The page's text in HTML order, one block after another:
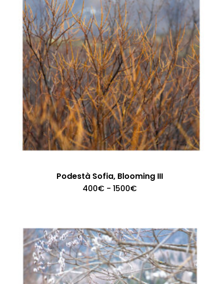
Podestà Sofia, Blooming III
400€ - 1500€
a
1500€